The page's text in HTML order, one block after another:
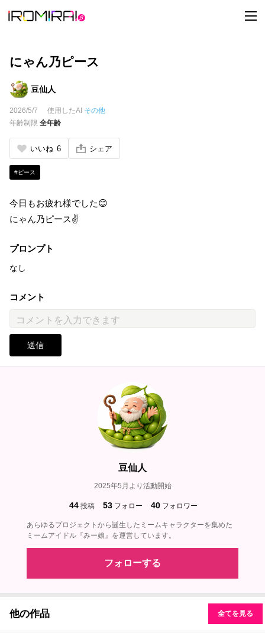
t
o
にゃん乃ピース
豆仙人
2026/5/7 使用したAI その他
年齢制限 全年齢
いいね 6 シェア
#ピース
今日もお疲れ様でした😊
にゃん乃ピース✌️
プロンプト
なし
コメント
送信
豆仙人
2025年5月より活動開始
44 投稿 53 フォロー 40 フォロワー
あらゆるプロジェクトから誕生したミームキャラクターを集めた
ミームアイドル『みー娘』を運営しています。
フォローする
他の作品 全てを見る